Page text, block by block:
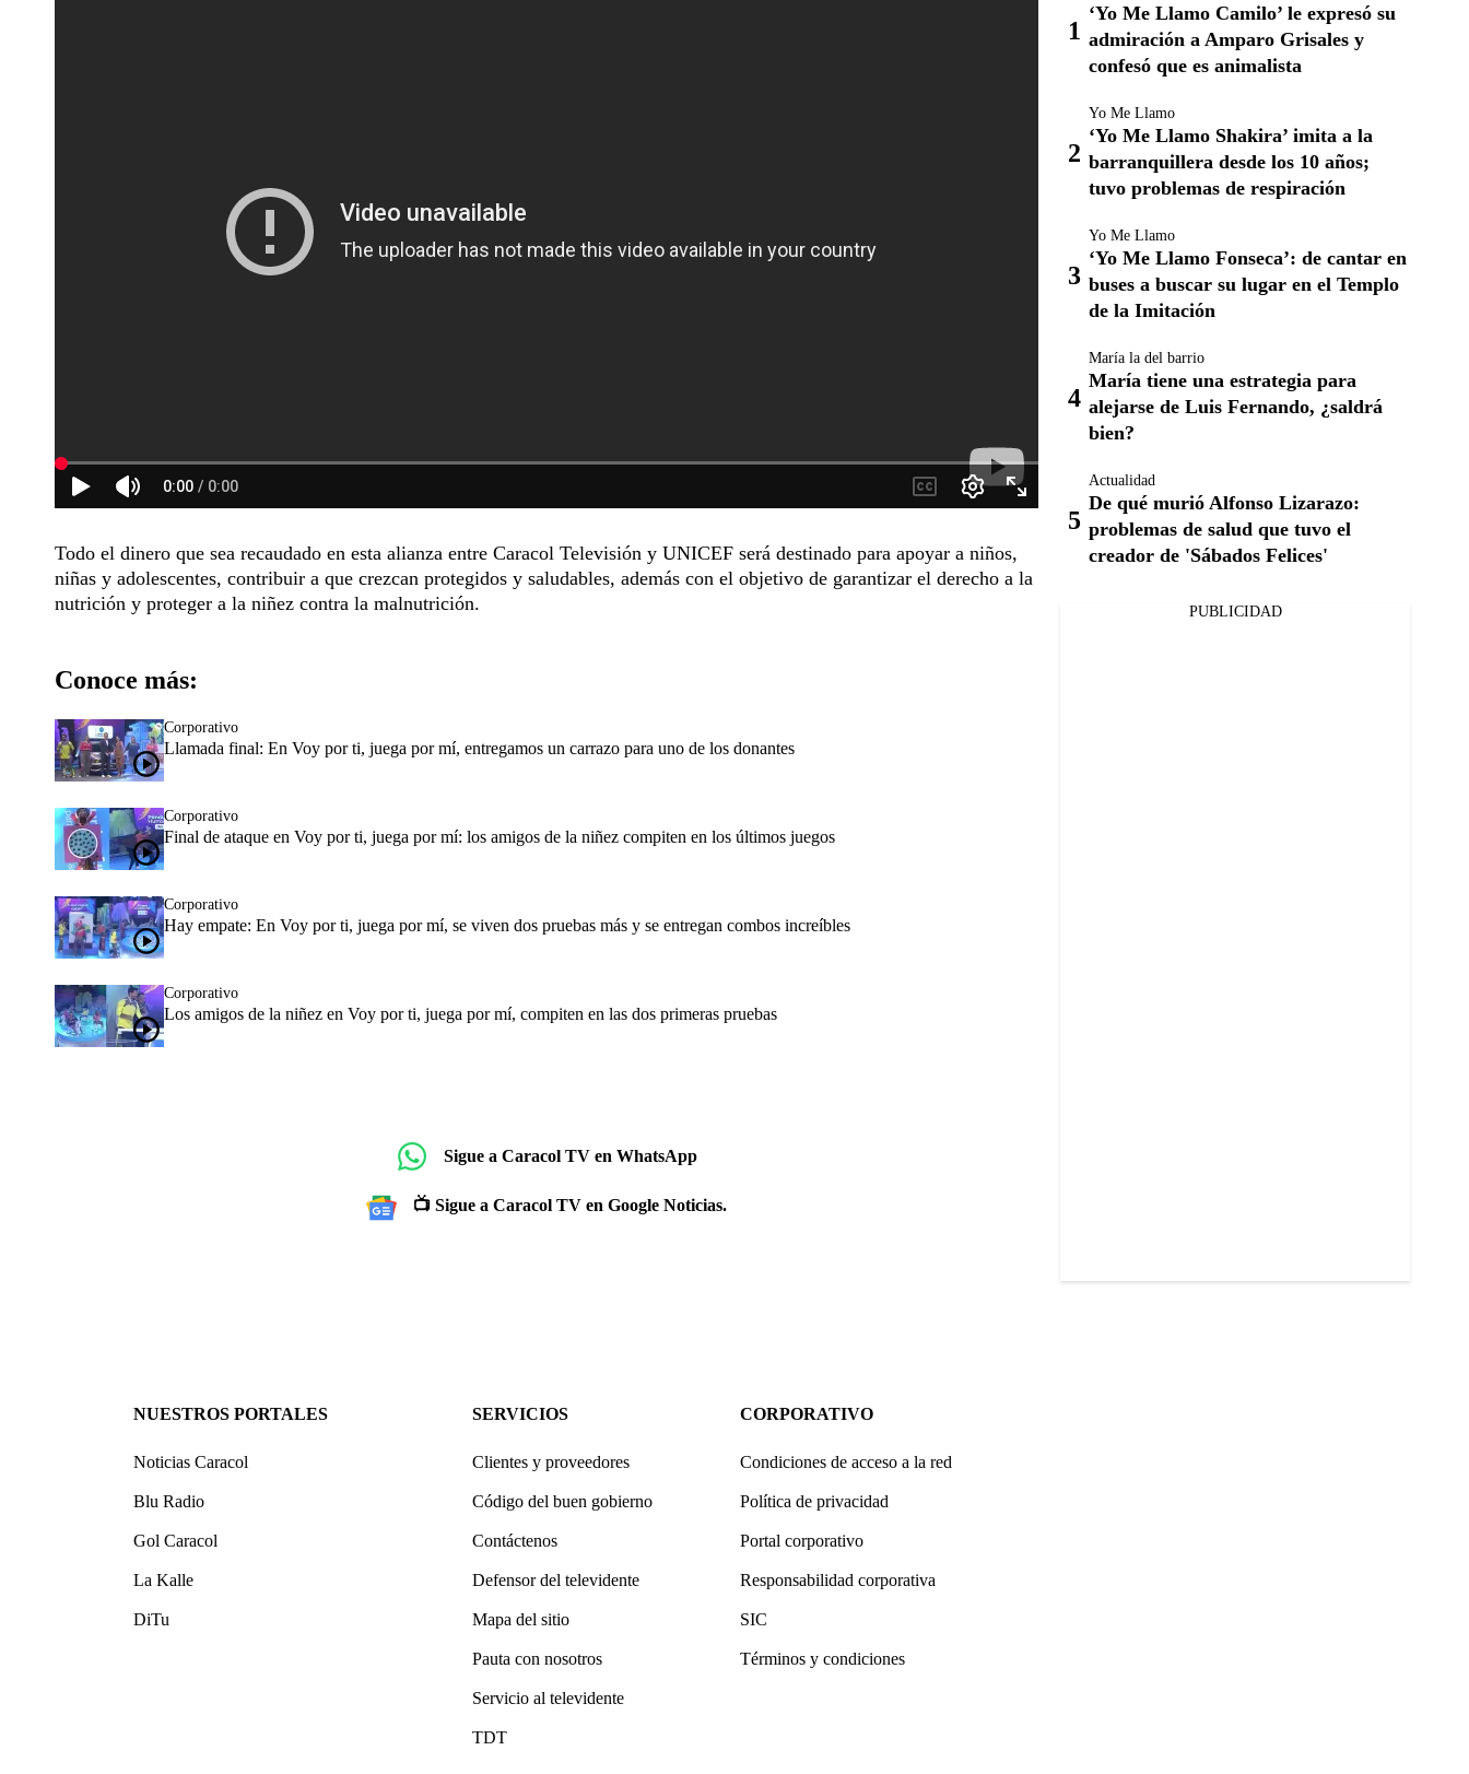
Todo el dinero que sea recaudado en esta alianza entre Caracol Televisión y UNICEF será destinado para apoyar a niños,
niñas y adolescentes, contribuir a que crezcan protegidos y saludables, además con el objetivo de garantizar el derecho a la
nutrición y proteger a la niñez contra la malnutrición.
Conoce más:
Corporativo
Llamada final: En Voy por ti, juega por mí, entregamos un carrazo para uno de los donantes
Corporativo
Final de ataque en Voy por ti, juega por mí: los amigos de la niñez compiten en los últimos juegos
Corporativo
Hay empate: En Voy por ti, juega por mí, se viven dos pruebas más y se entregan combos increíbles
Corporativo
Los amigos de la niñez en Voy por ti, juega por mí, compiten en las dos primeras pruebas
Sigue a Caracol TV en WhatsApp
📺 Sigue a Caracol TV en Google Noticias.
‘Yo Me Llamo Camilo’ le expresó su
admiración a Amparo Grisales y
confesó que es animalista
Yo Me Llamo
‘Yo Me Llamo Shakira’ imita a la
barranquillera desde los 10 años;
tuvo problemas de respiración
Yo Me Llamo
‘Yo Me Llamo Fonseca’: de cantar en
buses a buscar su lugar en el Templo
de la Imitación
María la del barrio
María tiene una estrategia para
alejarse de Luis Fernando, ¿saldrá
bien?
Actualidad
De qué murió Alfonso Lizarazo:
problemas de salud que tuvo el
creador de 'Sábados Felices'
PUBLICIDAD
NUESTROS PORTALES
Noticias Caracol
Blu Radio
Gol Caracol
La Kalle
DiTu
SERVICIOS
Clientes y proveedores
Código del buen gobierno
Contáctenos
Defensor del televidente
Mapa del sitio
Pauta con nosotros
Servicio al televidente
TDT
CORPORATIVO
Condiciones de acceso a la red
Política de privacidad
Portal corporativo
Responsabilidad corporativa
SIC
Términos y condiciones